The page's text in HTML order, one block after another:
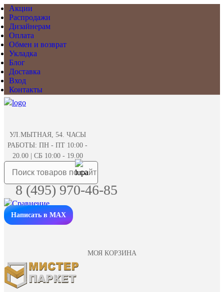
Акции
Распродажи
Дизайнерам
Оплата
Обмен и возврат
Укладка
Блог
Доставка
Вход
Контакты
УЛ.МЫТНАЯ, 54. ЧАСЫ
РАБОТЫ: ПН - ПТ 10:00 -
20.00 | СБ 10:00 - 19.00
8 (495) 970-46-85
Написать в MAX
МОЯ КОРЗИНА